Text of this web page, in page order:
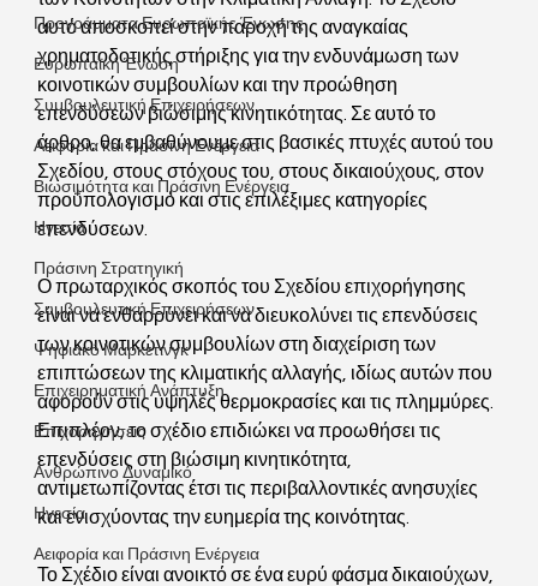
Προγράμματα Ευρωπαϊκής Ένωσης
Ευρωπαϊκή Ένωση
Συμβουλευτική Επιχειρήσεων
Αειφορία και Πράσινη Ενέργεια
Βιωσιμότητα και Πράσινη Ενέργεια
Ηγεσία
Πράσινη Στρατηγική
Συμβουλευτική Επιχειρήσεων
Ψηφιακό Μάρκετινγκ
Επιχειρηματική Ανάπτυξη
Επιχορηγήσεις
Ανθρώπινο Δυναμικό
Ηγεσία
Αειφορία και Πράσινη Ενέργεια
αυτό αποσκοπεί στην παροχή της αναγκαίας
χρηματοδοτικής στήριξης για την ενδυνάμωση των
κοινοτικών συμβουλίων και την προώθηση
επενδύσεων βιώσιμης κινητικότητας. Σε αυτό το
άρθρο, θα εμβαθύνουμε στις βασικές πτυχές αυτού του
Σχεδίου, στους στόχους του, στους δικαιούχους, στον
προϋπολογισμό και στις επιλέξιμες κατηγορίες
επενδύσεων.
Ο πρωταρχικός σκοπός του Σχεδίου επιχορήγησης
είναι να ενθαρρύνει και να διευκολύνει τις επενδύσεις
των κοινοτικών συμβουλίων στη διαχείριση των
επιπτώσεων της κλιματικής αλλαγής, ιδίως αυτών που
αφορούν στις υψηλές θερμοκρασίες και τις πλημμύρες.
Επιπλέον, το σχέδιο επιδιώκει να προωθήσει τις
επενδύσεις στη βιώσιμη κινητικότητα,
αντιμετωπίζοντας έτσι τις περιβαλλοντικές ανησυχίες
και ενισχύοντας την ευημερία της κοινότητας.
Το Σχέδιο είναι ανοικτό σε ένα ευρύ φάσμα δικαιούχων,